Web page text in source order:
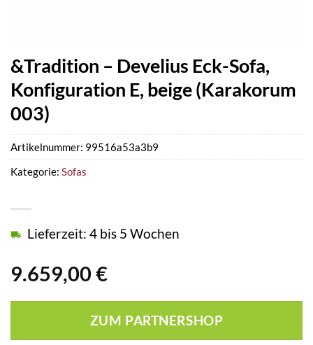
&Tradition – Develius Eck-Sofa,
Konfiguration E, beige (Karakorum
003)
9.659,00 €
Lieferzeit: 4 bis 5 Wochen
ZUM PARTNERSHOP
Artikelnummer: 99516a53a3b9
Kategorie: Sofas